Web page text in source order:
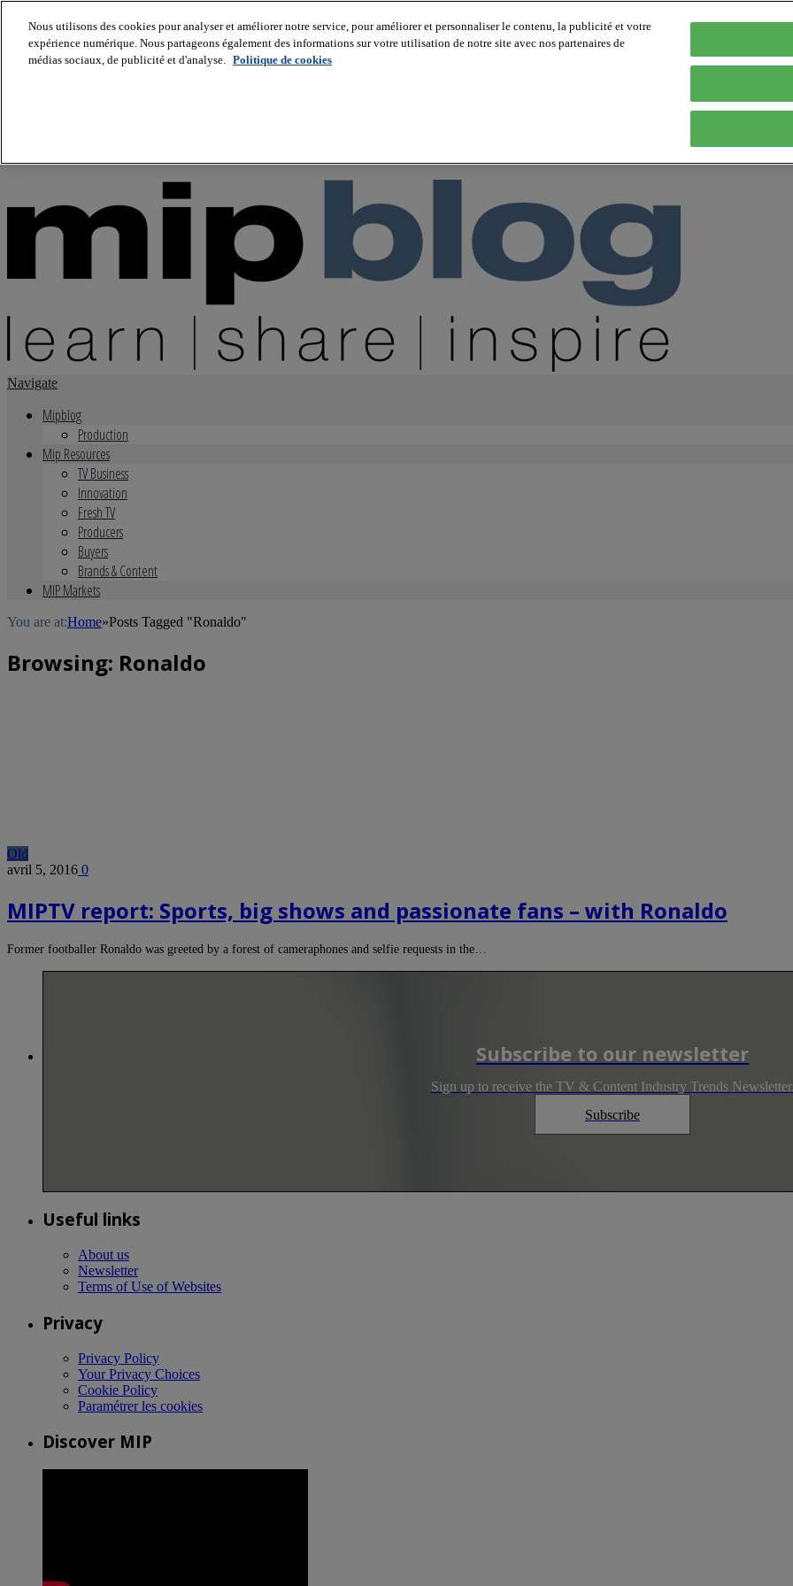
About us
Navigate
Mipblog
Production
Mip Resources
TV Business
Innovation
Fresh TV
Producers
Buyers
Brands & Content
MIP Markets
You are at:Home»Posts Tagged "Ronaldo"
Browsing: Ronaldo
Old
avril 5, 2016 0
MIPTV report: Sports, big shows and passionate fans – with Ronaldo
Former footballer Ronaldo was greeted by a forest of cameraphones and selfie requests in the…
Subscribe to our newsletter
Sign up to receive the TV & Content Industry Trends
Subscribe
Useful links
About us
Newsletter
Terms of Use of Websites
Privacy
Privacy Policy
Your Privacy Choices
Cookie Policy
Paramétrer les cookies
Discover MIP
Nous utilisons des cookies pour analyser et améliorer notre service, pour améliorer et personnaliser le contenu, la publicité et votre
expérience numérique. Nous partageons également des informations sur votre utilisation de notre site avec nos partenaires de
médias sociaux, de publicité et d'analyse. Politique de cookies